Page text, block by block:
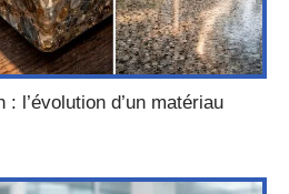
l’évolution d’un matériau